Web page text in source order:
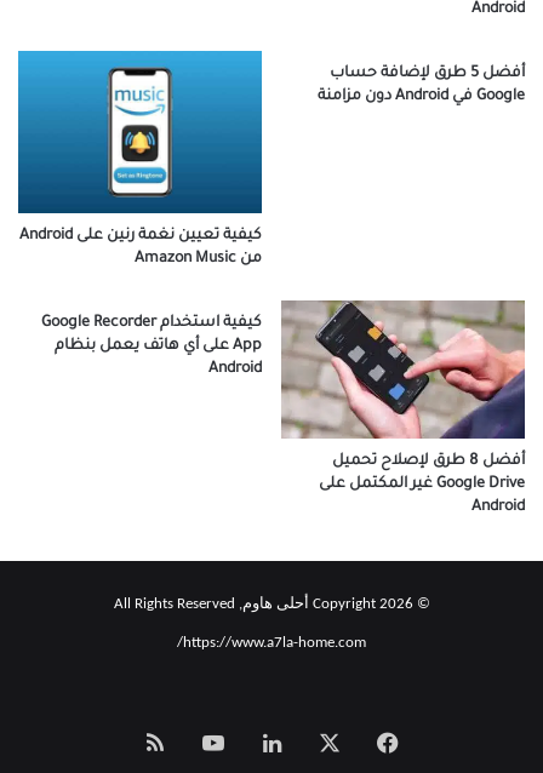
Android
كيفية تعيين نغمة رنين على Android
من Amazon Music
أفضل 5 طرق لإضافة حساب
Google في Android دون مزامنة
كيفية استخدام Google Recorder
App على أي هاتف يعمل بنظام
Android
أفضل 8 طرق لإصلاح تحميل
Google Drive غير المكتمل على
Android
© Copyright 2026 أحلى هاوم, All Rights Reserved
https://www.a7la-home.com/
فيسبوك لينكدإن‫YouTube
Smart